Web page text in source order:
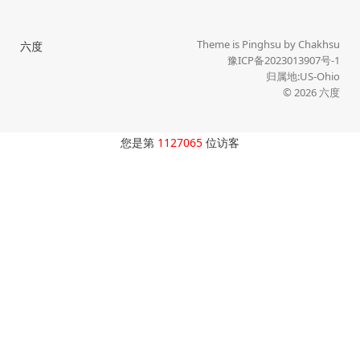
六度 Theme is Pinghsu byChakhsu
豫ICP备2023013907号-1
归属地:US-Ohio
© 2026 六度
您是第 1127065 位访客